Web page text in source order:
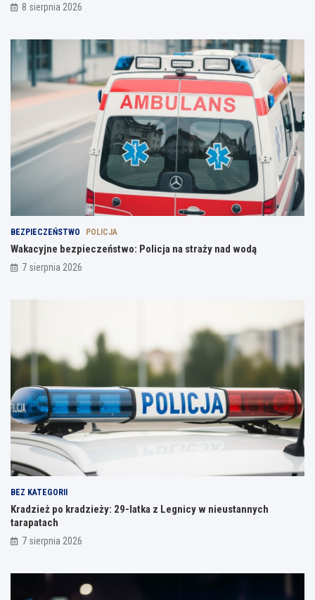
8 sierpnia 2026
BEZPIECZEŃSTWO POLICJA
Wakacyjne bezpieczeństwo: Policja na straży nad wodą
7 sierpnia 2026
BEZ KATEGORII
Kradzież po kradzieży: 29-latka z Legnicy w nieustannych
tarapatach
7 sierpnia 2026